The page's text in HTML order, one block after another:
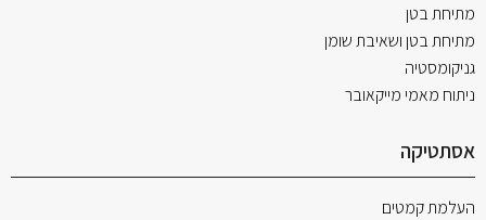
מתיחת בטן
מתיחת בטן ושאיבת שומן
גניקומסטיה
ניתוח מאמי מייקאובר
אסתטיקה
העלמת קמטים